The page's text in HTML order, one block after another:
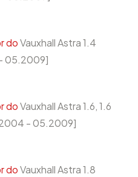
doVauxhall Astra 1.4
05.2009]
doVauxhall Astra 1.6, 1.6
- 05.2009]
doVauxhall Astra 1.8